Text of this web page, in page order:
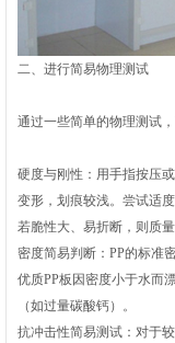
二、进行简易物理测试
通过一些简单的物理测试
硬度与刚性‌：用手指按压
变形，划痕较浅。尝试适
若脆性大、易折断，则质量
密度简易判断‌：PP的标准
优质PP板因密度小于水而‌
（如过量碳酸钙）。
抗冲击性简易测试‌：对于